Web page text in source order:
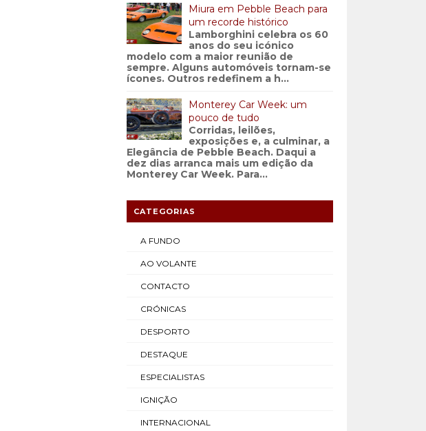
Miura em Pebble Beach para
um recorde histórico
Lamborghini celebra os 60
anos do seu icónico
modelo com a maior reunião de
sempre. Alguns automóveis tornam-se
ícones. Outros redefinem a h...
Monterey Car Week: um
pouco de tudo
Corridas, leilões,
exposições e, a culminar, a
Elegância de Pebble Beach. Daqui a
dez dias arranca mais um edição da
Monterey Car Week. Para...
CATEGORIAS
A FUNDO
AO VOLANTE
CONTACTO
CRÓNICAS
DESPORTO
DESTAQUE
ESPECIALISTAS
IGNIÇÃO
INTERNACIONAL